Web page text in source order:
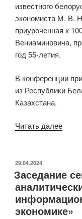
известного
экономиста М. В.
приуроченная к
Вениаминовича,
год 55-летия.
В конференции
из Республики
Казахстана.
Читать далее
М.
В.
ОПУБЛИКОВАНО
29.04.2024
Заседание
экономике»